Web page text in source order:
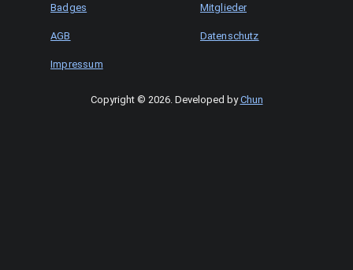
Badges Mitglieder
AGB Datenschutz
Impressum
Copyright © 2026. Developed byChun